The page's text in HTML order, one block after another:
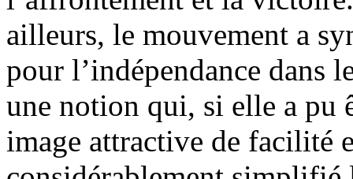
ailleurs, le mouvement a
pour l’indépendance dans
une notion qui, si elle a pu
image attractive de facilité